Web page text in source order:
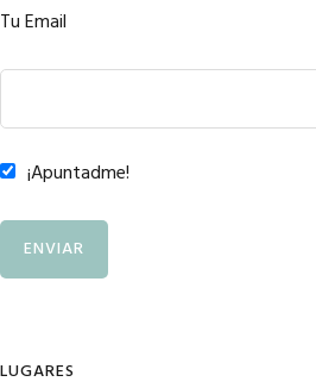
Tu Email
¡Apuntadme!
LUGARES